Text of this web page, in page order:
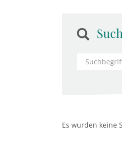
Es wurden keine